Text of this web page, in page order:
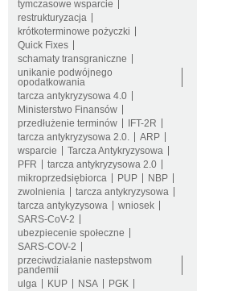
tymczasowe wsparcie
restrukturyzacja
krótkoterminowe pożyczki
Quick Fixes
schamaty transgraniczne
unikanie podwójnego
opodatkowania
tarcza antykryzysowa 4.0
Ministerstwo Finansów
przedłużenie terminów
IFT-2R
tarcza antykryzysowa 2.0.
ARP
wsparcie
Tarcza Antykryzysowa
PFR
tarcza antykryzysowa 2.0
mikroprzedsiębiorca
PUP
NBP
zwolnienia
tarcza antykryzysowa
tarcza antykyzysowa
wniosek
SARS-CoV-2
ubezpiecenie społeczne
SARS-COV-2
przeciwdziałanie nastepstwom
pandemii
ulga
KUP NSA
PGK